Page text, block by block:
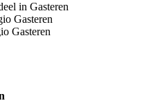
in Gasteren
Gasteren
Gasteren